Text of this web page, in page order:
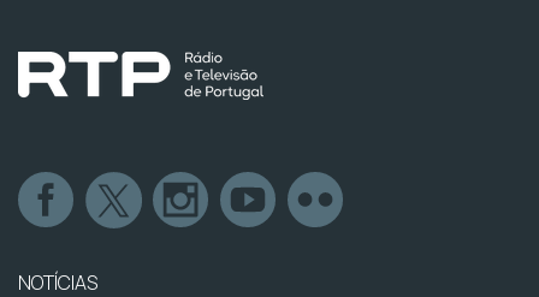
NOTÍCIAS